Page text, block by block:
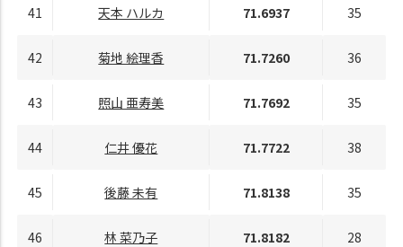
41 天本 ハルカ 71.6937 35
42 菊地 絵理香 71.7260 36
43 照山 亜寿美 71.7692 35
44 仁井 優花 71.7722 38
45 後藤 未有 71.8138 35
46 林 菜乃子 71.8182 28